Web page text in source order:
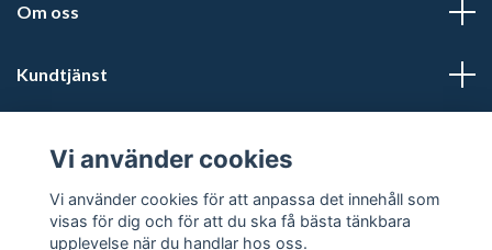
Om oss
Kundtjänst
Sociala medier
Vi använder cookies
Vi använder cookies för att anpassa det innehåll som
visas för dig och för att du ska få bästa tänkbara
upplevelse när du handlar hos oss.